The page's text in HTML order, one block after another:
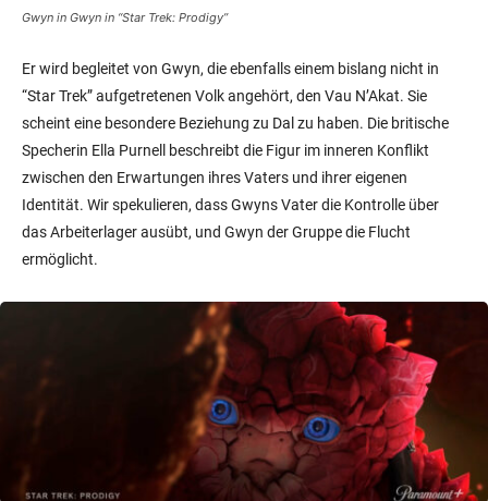
Gwyn in Gwyn in “Star Trek: Prodigy”
Er wird begleitet von Gwyn, die ebenfalls einem bislang nicht in
“Star Trek” aufgetretenen Volk angehört, den Vau N’Akat. Sie
scheint eine besondere Beziehung zu Dal zu haben. Die britische
Specherin Ella Purnell beschreibt die Figur im inneren Konflikt
zwischen den Erwartungen ihres Vaters und ihrer eigenen
Identität. Wir spekulieren, dass Gwyns Vater die Kontrolle über
das Arbeiterlager ausübt, und Gwyn der Gruppe die Flucht
ermöglicht.